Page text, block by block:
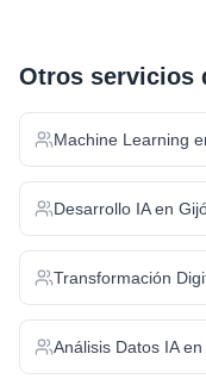
Otros servicios
Machine Learning
Desarrollo IAen
Transformación
Análisis Datos IAen